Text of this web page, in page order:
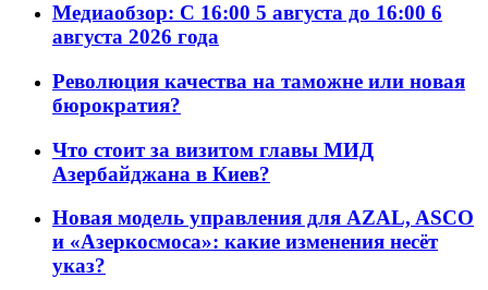
Медиаобзор: С 16:00 5 августа до 16:00 6
августа 2026 года
Революция качества на таможне или новая
бюрократия?
Что стоит за визитом главы МИД
Азербайджана в Киев?
Новая модель управления для AZAL, ASCO
и «Азеркосмоса»: какие изменения несёт
указ?